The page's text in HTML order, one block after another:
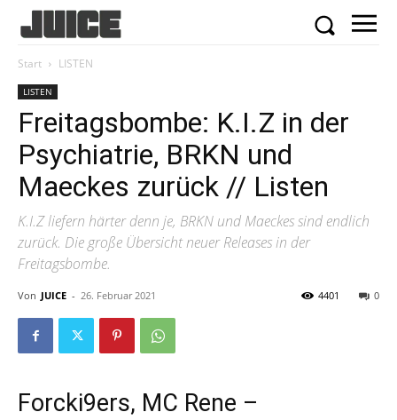
Start LISTEN
LISTEN
Freitagsbombe: K.I.Z in der
Psychiatrie, BRKN und
Maeckes zurück // Listen
K.I.Z liefern härter denn je, BRKN und Maeckes sind endlich
zurück. Die große Übersicht neuer Releases in der
Freitagsbombe.
Von JUICE - 26. Februar 2021 0
4401
Forcki9ers, MC Rene –